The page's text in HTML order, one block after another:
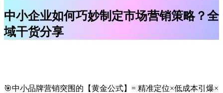
中小企业如何巧妙制定市场营销策略？全
域干货分享
🎯中小品牌营销突围的【黄金公式】= 精准定位×低成本引爆×